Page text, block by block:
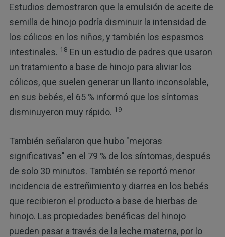
Estudios demostraron que la emulsión de aceite de
semilla de hinojo podría disminuir la intensidad de
los cólicos en los niños, y también los espasmos
intestinales. 18 En un estudio de padres que usaron
un tratamiento a base de hinojo para aliviar los
cólicos, que suelen generar un llanto inconsolable,
en sus bebés, el 65 % informó que los síntomas
disminuyeron muy rápido. 19
También señalaron que hubo "mejoras
significativas" en el 79 % de los síntomas, después
de solo 30 minutos. También se reportó menor
incidencia de estreñimiento y diarrea en los bebés
que recibieron el producto a base de hierbas de
hinojo. Las propiedades benéficas del hinojo
pueden pasar a través de la leche materna, por lo